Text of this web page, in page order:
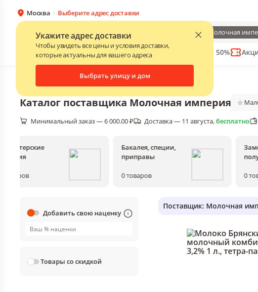
Москва Выберите адрес доставки
Укажите адрес доставки
Чтобы увидеть все цены и условия доставки,
которые актуальны для вашего адреса
Выбрать улицу и дом
Каталог Молочная
БрендыПрайс-листы поставщиков Скидки до 50%
Каталог
Каталог поставщика Молочная империя
Минимальный заказ — 6 000.00 ₽ Доставка — 11 августа, бесплатно
товаров
Бакалея, специи,
приправы
0товаров 0
Добавить свою наценку
Товары со скидкой
Поставщик: Молочная